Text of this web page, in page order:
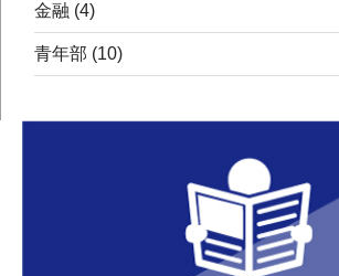
金融 (4)
青年部 (10)